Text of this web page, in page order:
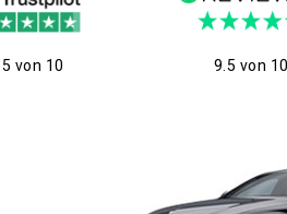
von 10 9.5 von